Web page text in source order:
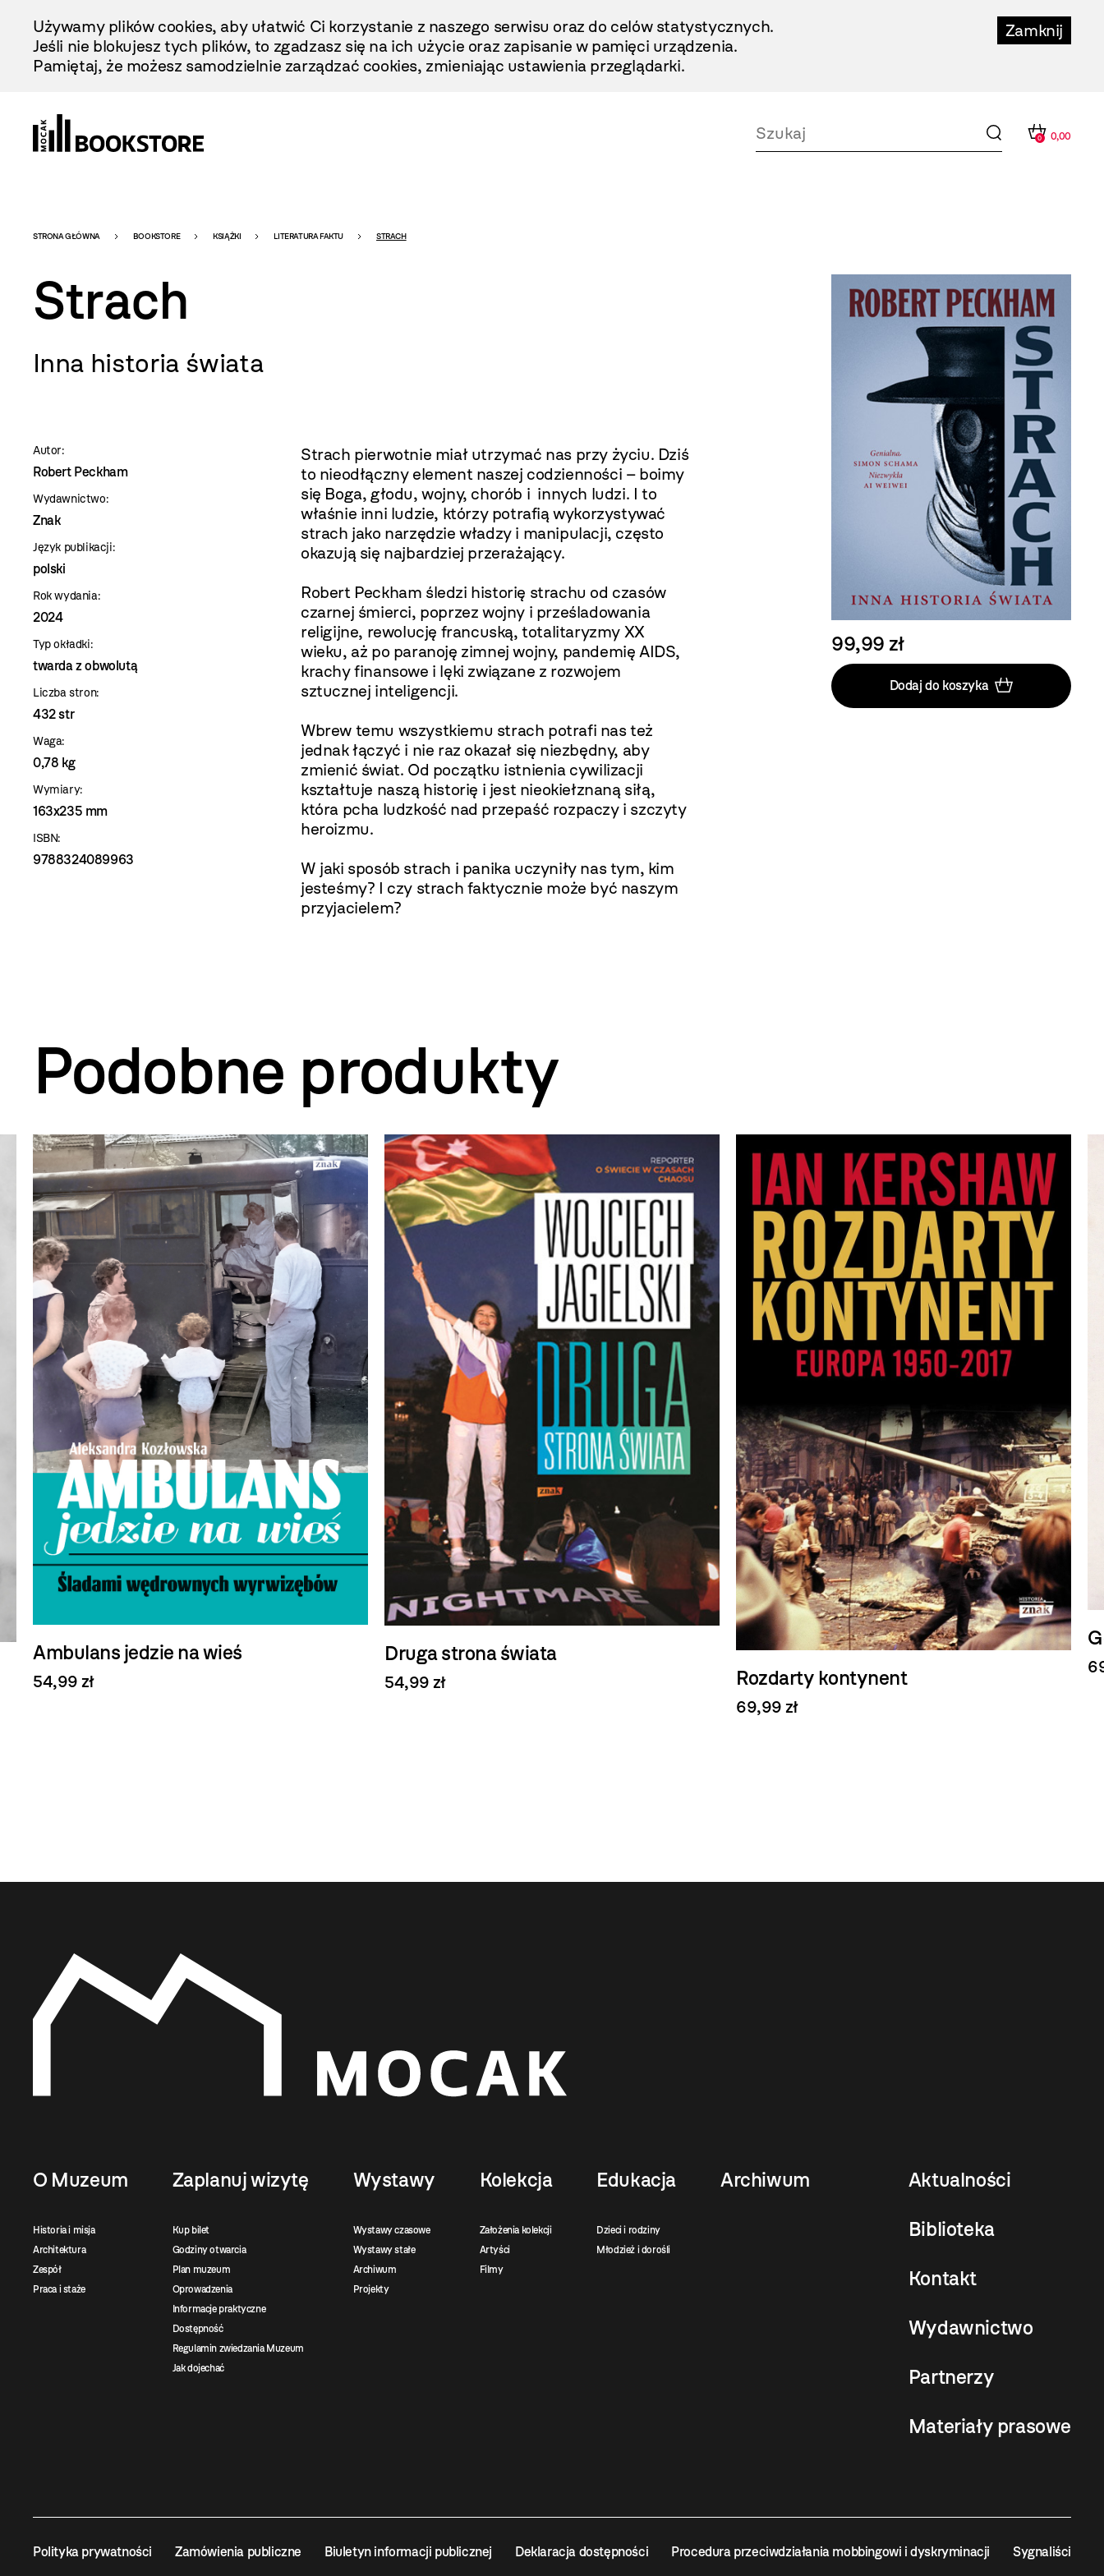
Treści
Zamknij
Używamy plików cookies, aby ułatwić Ci korzystanie z naszego serwisu oraz do celów statystycznych.
Jeśli nie blokujesz tych plików, to zgadzasz się na ich użycie oraz zapisanie w pamięci urządzenia.
Pamiętaj, że możesz samodzielnie zarządzać cookies, zmieniając ustawienia przeglądarki.
0 0,00
Bookstore
-
szablon
szczegóły
STRONA GŁÓWNA BOOKSTORE KSIĄŻKI LITERATURA FAKTU STRACH
Strach
Inna historia świata
Autor:
Robert Peckham
Wydawnictwo:
Znak
Język publikacji:
polski
Rok wydania:
2024
Typ okładki:
twarda z obwolutą
Liczba stron:
432 str
Waga:
0,78 kg
Wymiary:
163x235 mm
ISBN:
9788324089963
Strach pierwotnie miał utrzymać nas przy życiu. Dziś
to nieodłączny element naszej codzienności – boimy
się Boga, głodu, wojny, chorób i innych ludzi. I to
właśnie inni ludzie, którzy potrafią wykorzystywać
strach jako narzędzie władzy i manipulacji, często
okazują się najbardziej przerażający.
Robert Peckham śledzi historię strachu od czasów
czarnej śmierci, poprzez wojny i prześladowania
religijne, rewolucję francuską, totalitaryzmy XX
wieku, aż po paranoję zimnej wojny, pandemię AIDS,
krachy finansowe i lęki związane z rozwojem
sztucznej inteligencji.
Wbrew temu wszystkiemu strach potrafi nas też
jednak łączyć i nie raz okazał się niezbędny, aby
zmienić świat. Od początku istnienia cywilizacji
kształtuje naszą historię i jest nieokiełznaną siłą,
która pcha ludzkość nad przepaść rozpaczy i szczyty
heroizmu.
W jaki sposób strach i panika uczyniły nas tym, kim
jesteśmy? I czy strach faktycznie może być naszym
przyjacielem?
99,99 zł
Dodaj do koszyka
Podobne produkty
Ambulans jedzie na wieś
54,99 zł
Druga strona świata
54,99 zł Rozdarty kontynent
69,99 zł
O Muzeum
Historia i misja
Architektura
Zespół
Praca i staże
Zaplanuj wizytę
Kup bilet
Godziny otwarcia
Plan muzeum
Oprowadzenia
Informacje praktyczne
Dostępność
Regulamin zwiedzania Muzeum
Jak dojechać
Wystawy
Wystawy czasowe
Wystawy stałe
Archiwum
Projekty
Kolekcja
Założenia kolekcji
Artyści
Filmy
Edukacja
Dzieci i rodziny
Młodzież i dorośli
Archiwum Aktualności
Biblioteka
Kontakt
Wydawnictwo
Partnerzy
Materiały prasowe
Polityka prywatności Zamówienia publiczne Biuletyn informacji publicznej Deklaracja dostępności Procedura przeciwdziałania mobbingowi i dyskryminacji Sygnaliści